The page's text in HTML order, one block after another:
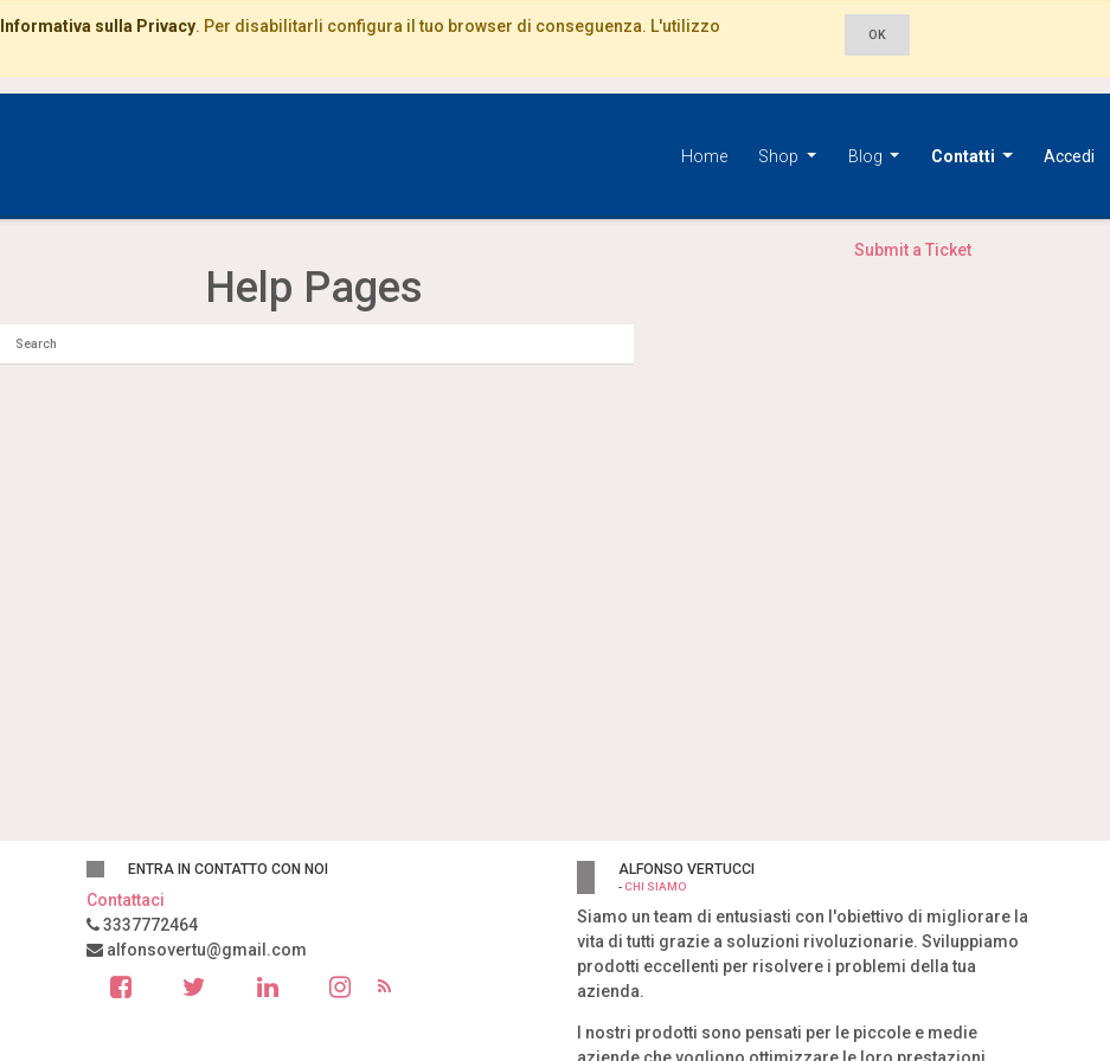
Informativa sulla Privacy. Per disabilitarli configura il tuo browser di conseguenza. L'utilizzo
OK
Home Shop Blog Contatti Accedi
Submit a Ticket
Help Pages
ENTRA IN CONTATTO CON NOI
Contattaci
3337772464
alfonsovertu@gmail.com
ALFONSO VERTUCCI
-CHI SIAMO
Siamo un team di entusiasti con l'obiettivo di migliorare la
vita di tutti grazie a soluzioni rivoluzionarie. Sviluppiamo
prodotti eccellenti per risolvere i problemi della tua
azienda.
I nostri prodotti sono pensati per le piccole e medie